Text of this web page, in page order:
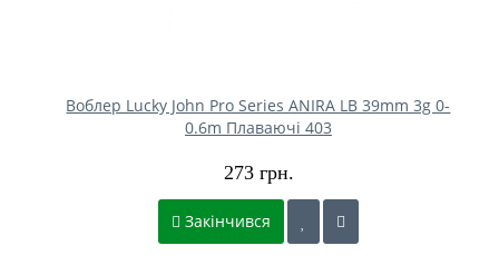
Воблер Lucky John Pro Series ANIRA LB 39mm 3g 0-
0.6m Плаваючі 403
273 грн.
Закінчився